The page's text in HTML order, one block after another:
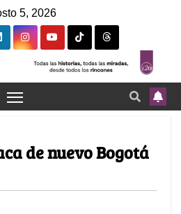
5, 2026
de nuevo Bogotá